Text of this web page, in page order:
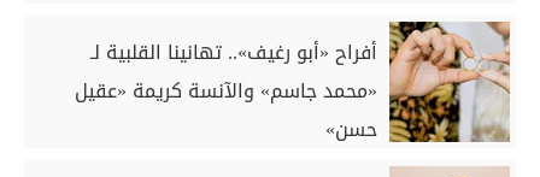
أفراح «أبو رغيف».. تهانينا القلبية لـ
«محمد جاسم» والآنسة كريمة «عقيل
حسن»